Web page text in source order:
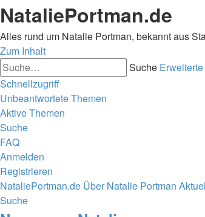
NataliePortman.de
Alles rund um Natalie Portman, bekannt aus
Zum Inhalt
Suche
Schnellzugriff
Unbeantwortete Themen
Aktive Themen
Suche
FAQ
Anmelden
Registrieren
NataliePortman.de Über Natalie Portman
Suche